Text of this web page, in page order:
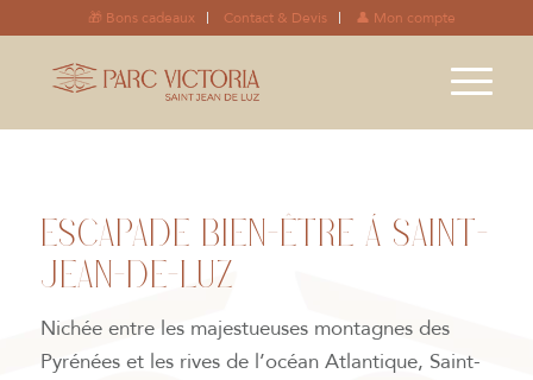
🎁 Bons cadeaux Contact & Devis 👤 Mon compte
ESCAPADE BIEN-ÊTRE À SAINT-
JEAN-DE-LUZ
Nichée entre les majestueuses montagnes des
Pyrénées et les rives de l’océan Atlantique, Saint-